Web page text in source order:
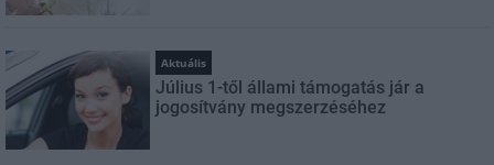
Aktuális
Július 1-től állami támogatás jár a
jogosítvány megszerzéséhez